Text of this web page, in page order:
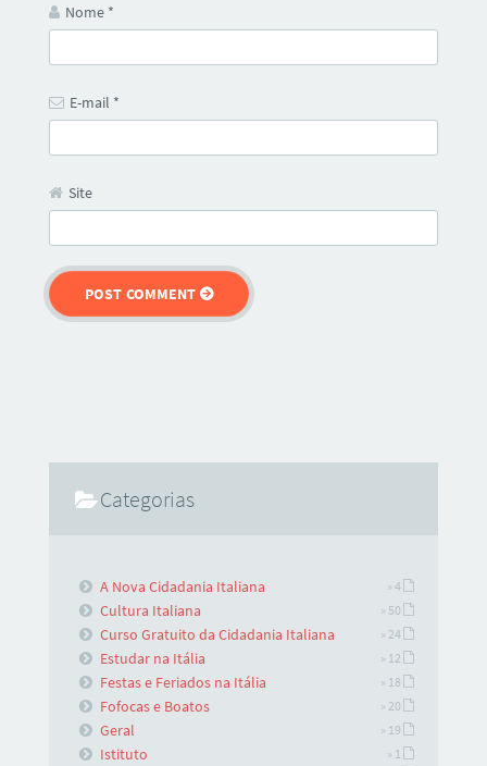
Nome *
E-mail *
Site
Categorias
A Nova Cidadania Italiana » 4
Cultura Italiana » 50
Curso Gratuito da Cidadania Italiana » 24
Estudar na Itália » 12
Festas e Feriados na Itália » 18
Fofocas e Boatos » 20
Geral » 19
Istituto » 1